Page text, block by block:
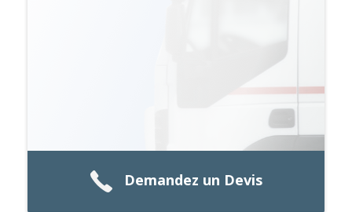
Demandez un Devis